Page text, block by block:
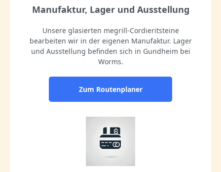
Manufaktur, Lager und Ausstellung
Unsere glasierten megrill-Cordieritsteine
bearbeiten wir in der eigenen Manufaktur. Lager
und Ausstellung befinden sich in Gundheim bei
Worms.
Zum Routenplaner